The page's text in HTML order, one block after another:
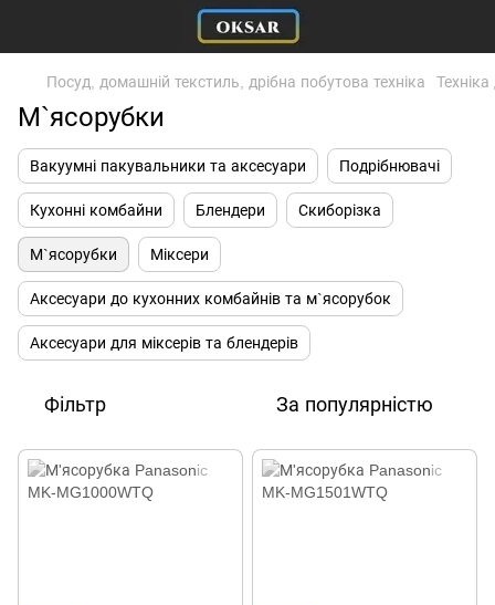
Посуд, домашній текстиль, дрібна побутова техніка Техніка
М`ясорубки
Вакуумні пакувальники та аксесуари Подрібнювачі
Кухонні комбайни Блендери Скиборізка
М`ясорубки Міксери
Аксесуари до кухонних комбайнів та м`ясорубок
Аксесуари для міксерів та блендерів
Фільтр За популярністю